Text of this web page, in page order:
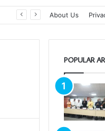
About Us
POPULAR